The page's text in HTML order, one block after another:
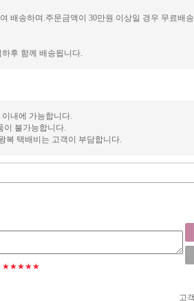
배송하며.주문금액이 30만원 이상일 경우 무료배
후 함께 배송됩니다.
내에 가능합니다.
이 불가능합니다.
복 택배비는 고객이 부담합니다.
★★★★★
고